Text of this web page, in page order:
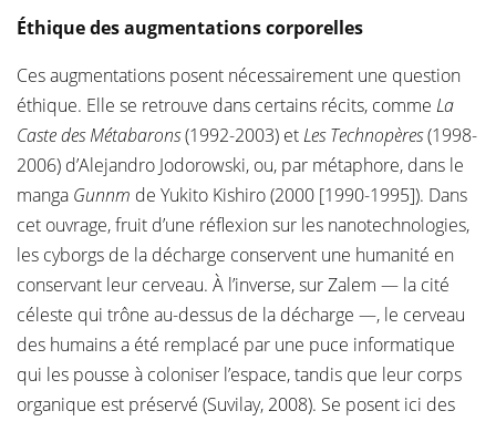
Éthique des augmentations corporelles
Ces augmentations posent nécessairement une question
éthique. Elle se retrouve dans certains récits, comme La
Caste des Métabarons(1992-2003) etLes Technopères(1998-
2006) d’Alejandro Jodorowski, ou, par métaphore, dans le
manga Gunnm de Yukito Kishiro (2000 [1990-1995]). Dans
cet ouvrage, fruit d’une réflexion sur les nanotechnologies,
les cyborgs de la décharge conservent une humanité en
conservant leur cerveau. À l’inverse, sur Zalem — la cité
céleste qui trône au-dessus de la décharge —, le cerveau
des humains a été remplacé par une puce informatique
qui les pousse à coloniser l’espace, tandis que leur corps
organique est préservé (Suvilay, 2008). Se posent ici des